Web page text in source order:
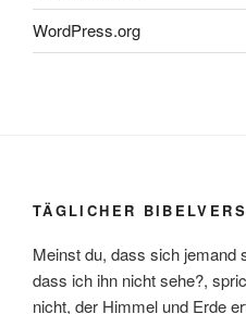
WordPress.org
TÄGLICHER BIBELVERS
Meinst du, dass sich jemand
dass ich ihn nicht sehe?,
nicht, der Himmel und Erde